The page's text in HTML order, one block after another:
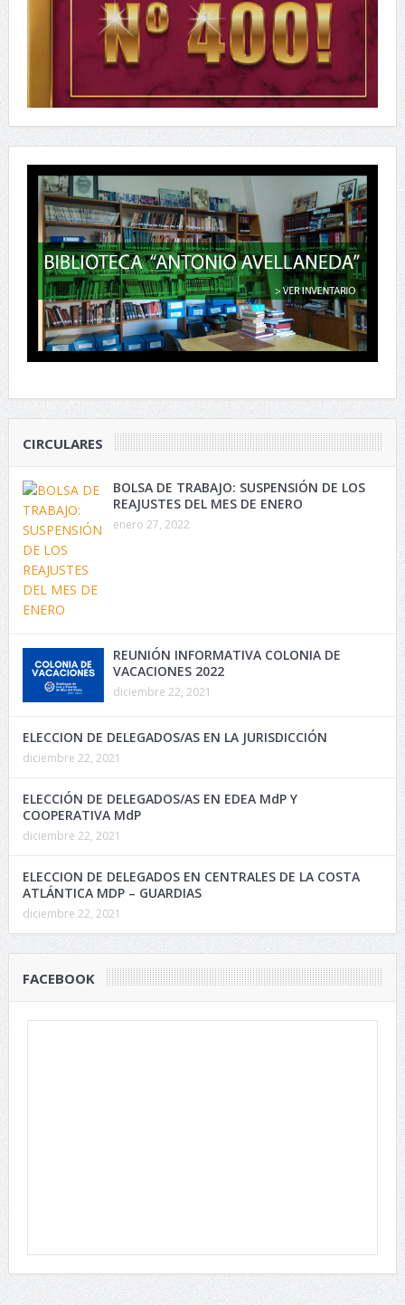
CIRCULARES
BOLSA DE TRABAJO: SUSPENSIÓN DE LOS
REAJUSTES DEL MES DE ENERO
enero 27, 2022
REUNIÓN INFORMATIVA COLONIA DE
VACACIONES 2022
diciembre 22, 2021
ELECCION DE DELEGADOS/AS EN LA JURISDICCIÓN
diciembre 22, 2021
ELECCIÓN DE DELEGADOS/AS EN EDEA MdP Y
COOPERATIVA MdP
diciembre 22, 2021
ELECCION DE DELEGADOS EN CENTRALES DE LA COSTA
ATLÁNTICA MDP – GUARDIAS
diciembre 22, 2021
FACEBOOK